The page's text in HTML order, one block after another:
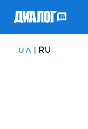
UA | RU